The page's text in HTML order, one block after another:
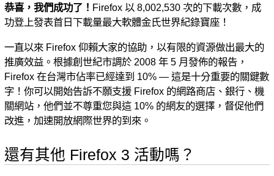
恭喜，我們成功了！ Firefox 以 8,002,530 次的下載次數，成
功登上發表首日下載量最大軟體金氏世界紀錄寶座！
一直以來 Firefox 仰賴大家的協助，以有限的資源做出最大的
推廣效益。根據創世紀市調於 2008 年 5 月發佈的報告，
Firefox 在台灣市佔率已經達到 10% — 這是十分重要的關鍵數
字！你可以開始告訴不願支援 Firefox 的網路商店、銀行、機
關網站，他們並不尊重您與這 10% 的網友的選擇，督促他們
改進，加速開放網際世界的到來。
還有其他 Firefox 3 活動嗎？